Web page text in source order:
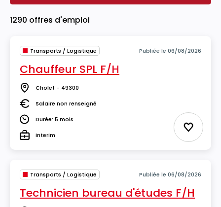
1290 offres d'emploi
Transports / Logistique Publiée le 06/08/2026
Chauffeur SPL F/H
Lieu Cholet - 49300
SalaireSalaire non renseigné
DuréeDurée: 5 mois
TypeInterim Ajouter
Transports / Logistique Publiée le 06/08/2026
Technicien bureau d'études F/H